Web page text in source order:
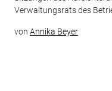
Verwaltungsrats des
von Annika Beyer